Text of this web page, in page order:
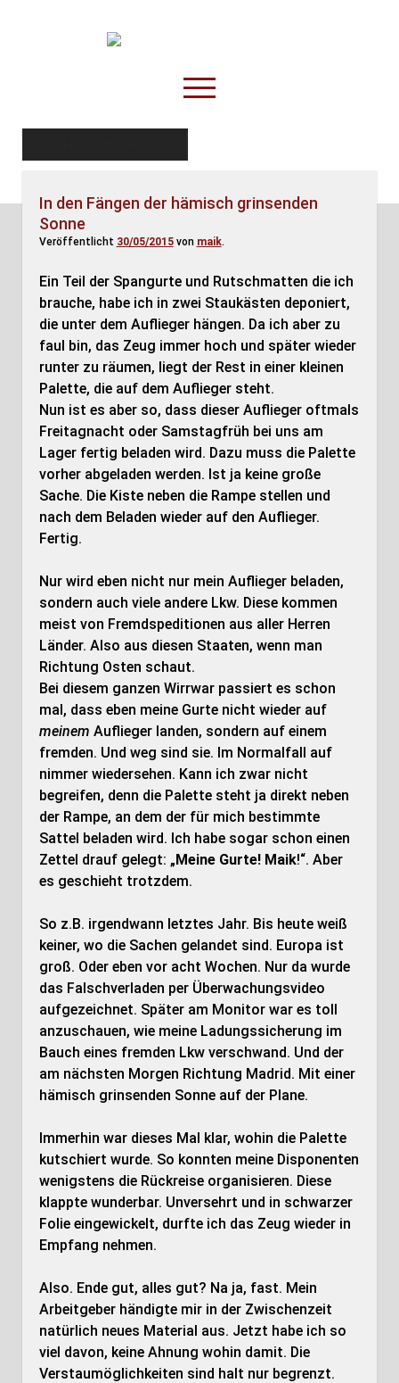
TruckOnline.de
open
menu
facebook
threads
Spesenliste
Fahrer
In den Fängen der hämisch grinsenden
Sonne
Veröffentlicht 30/05/2015von maik.
Ein Teil der Spangurte und Rutschmatten die ich
brauche, habe ich in zwei Staukästen deponiert,
die unter dem Auflieger hängen. Da ich aber zu
faul bin, das Zeug immer hoch und später wieder
runter zu räumen, liegt der Rest in einer kleinen
Palette, die auf dem Auflieger steht.
Nun ist es aber so, dass dieser Auflieger oftmals
Freitagnacht oder Samstagfrüh bei uns am
Lager fertig beladen wird. Dazu muss die Palette
vorher abgeladen werden. Ist ja keine große
Sache. Die Kiste neben die Rampe stellen und
nach dem Beladen wieder auf den Auflieger.
Fertig.
Nur wird eben nicht nur mein Auflieger beladen,
sondern auch viele andere Lkw. Diese kommen
meist von Fremdspeditionen aus aller Herren
Länder. Also aus diesen Staaten, wenn man
Richtung Osten schaut.
Bei diesem ganzen Wirrwar passiert es schon
mal, dass eben meine Gurte nicht wieder auf
meinem Auflieger landen, sondern auf einem
fremden. Und weg sind sie. Im Normalfall auf
nimmer wiedersehen. Kann ich zwar nicht
begreifen, denn die Palette steht ja direkt neben
der Rampe, an dem der für mich bestimmte
Sattel beladen wird. Ich habe sogar schon einen
Zettel drauf gelegt: „Meine Gurte! Maik!“. Aber
es geschieht trotzdem.
So z.B. irgendwann letztes Jahr. Bis heute weiß
keiner, wo die Sachen gelandet sind. Europa ist
groß. Oder eben vor acht Wochen. Nur da wurde
das Falschverladen per Überwachungsvideo
aufgezeichnet. Später am Monitor war es toll
anzuschauen, wie meine Ladungssicherung im
Bauch eines fremden Lkw verschwand. Und der
am nächsten Morgen Richtung Madrid. Mit einer
hämisch grinsenden Sonne auf der Plane.
Immerhin war dieses Mal klar, wohin die Palette
kutschiert wurde. So konnten meine Disponenten
wenigstens die Rückreise organisieren. Diese
klappte wunderbar. Unversehrt und in schwarzer
Folie eingewickelt, durfte ich das Zeug wieder in
Empfang nehmen.
Also. Ende gut, alles gut? Na ja, fast. Mein
Arbeitgeber händigte mir in der Zwischenzeit
natürlich neues Material aus. Jetzt habe ich so
viel davon, keine Ahnung wohin damit. Die
Verstaumöglichkeiten sind halt nur begrenzt.